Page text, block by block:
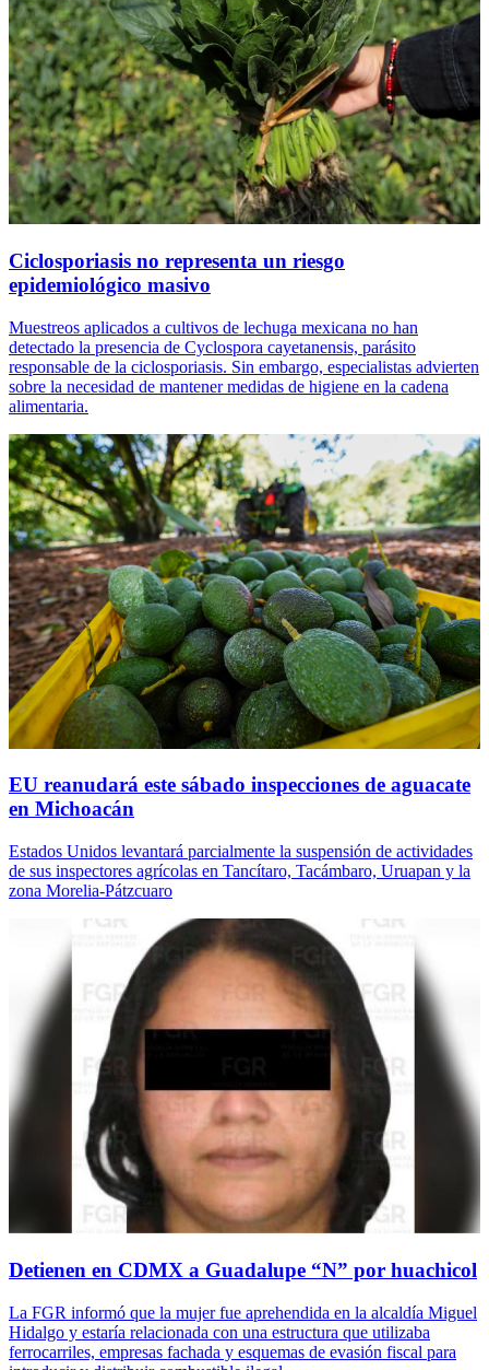
Ciclosporiasis no representa un riesgo
epidemiológico masivo
Muestreos aplicados a cultivos de lechuga mexicana no han
detectado la presencia de Cyclospora cayetanensis, parásito
responsable de la ciclosporiasis. Sin embargo, especialistas advierten
sobre la necesidad de mantener medidas de higiene en la cadena
alimentaria.
EU reanudará este sábado inspecciones de aguacate
en Michoacán
Estados Unidos levantará parcialmente la suspensión de actividades
de sus inspectores agrícolas en Tancítaro, Tacámbaro, Uruapan y la
zona Morelia-Pátzcuaro
Detienen en CDMX a Guadalupe “N” por huachicol
La FGR informó que la mujer fue aprehendida en la alcaldía Miguel
Hidalgo y estaría relacionada con una estructura que utilizaba
ferrocarriles, empresas fachada y esquemas de evasión fiscal para